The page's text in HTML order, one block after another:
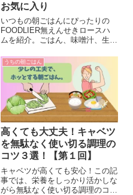
お気に入り
いつもの朝ごはんにぴったりの
FOODLIER無えんせきロースハ
ムを紹介。ごはん、味噌汁、生キ
ニューで、毎日の朝をほっとする
時間に。
うちの朝ごはん
高くても大丈夫！キャベツ
を無駄なく使い切る調理の
コツ３選！【第１回】
キャベツが高くても安心！この記
事では、栄養をしっかり活かしな
がら無駄なく使い切る調理のコツ